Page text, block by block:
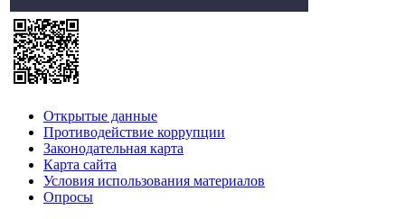
Открытые данные
Противодействие коррупции
Законодательная карта
Карта сайта
Условия использования материалов
Опросы